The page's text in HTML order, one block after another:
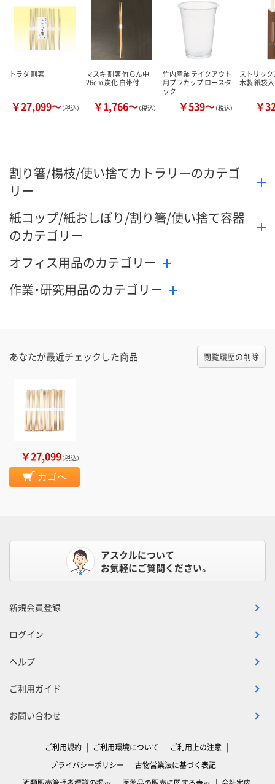
トラダ 割箸
￥27,099～（税込）
マスキ 割箸 竹らん中
26cm 炭化 白帯付
￥1,766～（税込）
竹内産業 テイクアウト
用プラカップ ロースタ
ック
￥539～（税込）
ストリッ
木製 紙袋
￥
割り箸/楊枝/使い捨てカトラリーのカテゴ
リー
紙コップ/紙おしぼり/割り箸/使い捨て容器
のカテゴリー
オフィス用品のカテゴリー
作業・研究用品のカテゴリー
あなたが最近チェックした商品 閲覧履歴の削除
￥27,099（税込）
カゴへ
アスクルについて
お気軽にご質問ください。
新規会員登録
ログイン
ヘルプ
ご利用ガイド
お問い合わせ
ご利用規約 ご利用環境について
ご利用上の注意
プライバシーポリシー
古物営業法に基づく表記